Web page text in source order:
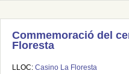
Commemoració del
Floresta
LLOC: Casino La Floresta